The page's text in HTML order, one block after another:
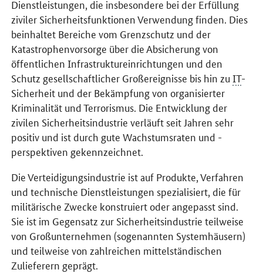
Dienstleistungen, die insbesondere bei der Erfüllung
ziviler Sicherheitsfunktionen Verwendung finden. Dies
beinhaltet Bereiche vom Grenzschutz und der
Katastrophenvorsorge über die Absicherung von
öffentlichen Infrastruktureinrichtungen und den
Schutz gesellschaftlicher Großereignisse bis hin zuIT-
Sicherheit und der Bekämpfung von organisierter
Kriminalität und Terrorismus. Die Entwicklung der
zivilen Sicherheitsindustrie verläuft seit Jahren sehr
positiv und ist durch gute Wachstumsraten und -
perspektiven gekennzeichnet.
Die Verteidigungsindustrie ist auf Produkte, Verfahren
und technische Dienstleistungen spezialisiert, die für
militärische Zwecke konstruiert oder angepasst sind.
Sie ist im Gegensatz zur Sicherheitsindustrie teilweise
von Großunternehmen (sogenannten Systemhäusern)
und teilweise von zahlreichen mittelständischen
Zulieferern geprägt.